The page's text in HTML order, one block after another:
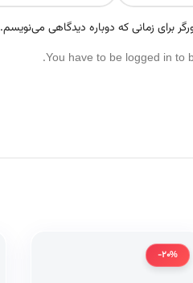
برای زمانی که دوباره دیدگاهی می‌نویسم.
You have to be logged in to
-20%